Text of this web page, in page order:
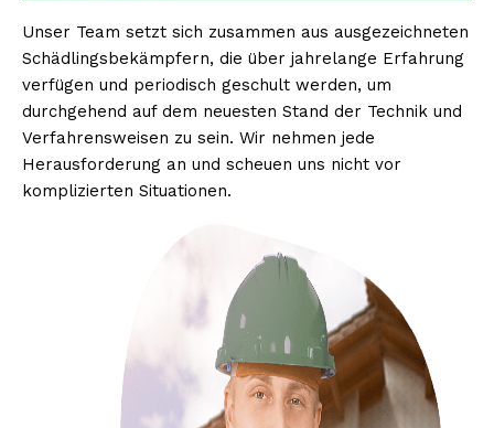
Unser Team setzt sich zusammen aus ausgezeichneten
Schädlingsbekämpfern, die über jahrelange Erfahrung
verfügen und periodisch geschult werden, um
durchgehend auf dem neuesten Stand der Technik und
Verfahrensweisen zu sein. Wir nehmen jede
Herausforderung an und scheuen uns nicht vor
komplizierten Situationen.